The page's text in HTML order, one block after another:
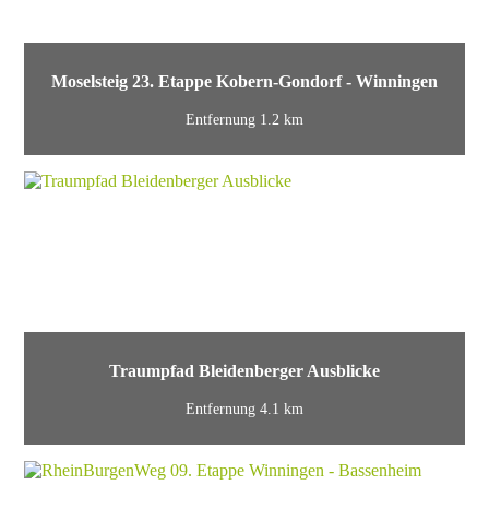
Moselsteig 23. Etappe Kobern-Gondorf - Winningen
Entfernung 1.2 km
Traumpfad Bleidenberger Ausblicke
Entfernung 4.1 km